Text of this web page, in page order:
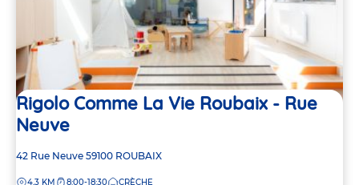
Rigolo Comme La Vie Roubaix - Rue
Neuve
Adresse
42 Rue Neuve 59100 ROUBAIX
DISTANCE
4,3 KM 8:00-18:30 CRÈCHE